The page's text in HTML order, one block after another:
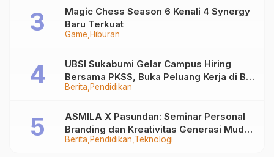
Game Hiburan
Magic Chess Season 6 Kenali 4 Synergy
Baru Terkuat
Berita Pendidikan
UBSI Sukabumi Gelar Campus Hiring
Bersama PKSS, Buka Peluang Kerja di BRI
Group
Berita Pendidikan Teknologi
ASMILA X Pasundan: Seminar Personal
Branding dan Kreativitas Generasi Muda
Bersama SDKF